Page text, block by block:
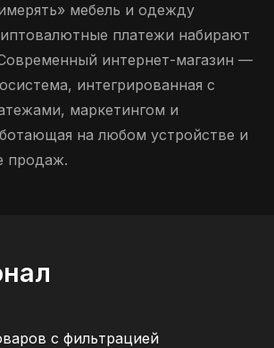
мебель и одежду
платежи набирают
интернет-магазин —
интегрированная с
маркетингом и
на любом устройстве и
продаж.
с фильтрацией